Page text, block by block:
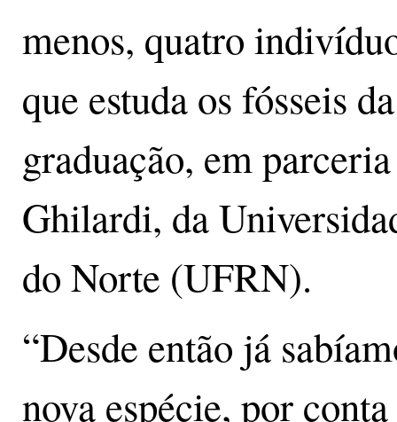
menos, quatro
que estuda os fósseis
graduação, em
Ghilardi, da
do Norte (UFRN).
“Desde então já
nova espécie, por